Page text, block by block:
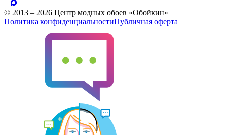
© 2013 – 2026 Центр модных обоев «Обойкин»
Политика конфиденциальностиПубличная оферта